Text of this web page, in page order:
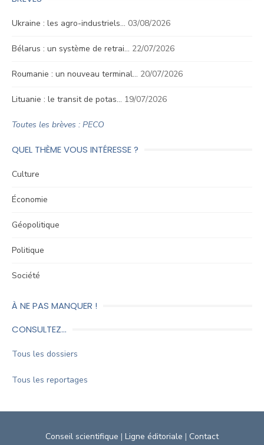
Ukraine : les agro-industriels… 03/08/2026
Bélarus : un système de retrai… 22/07/2026
Roumanie : un nouveau terminal… 20/07/2026
Lituanie : le transit de potas… 19/07/2026
Toutes les brèves : PECO
QUEL THÈME VOUS INTÉRESSE ?
Culture
Économie
Géopolitique
Politique
Société
À NE PAS MANQUER !
CONSULTEZ…
Tous les dossiers
Tous les reportages
Conseil scientifique | Ligne éditoriale | Contact